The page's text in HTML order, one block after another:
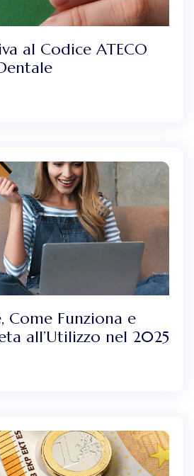
al Codice ATECO
Come Funziona e
all’Utilizzo nel 2025